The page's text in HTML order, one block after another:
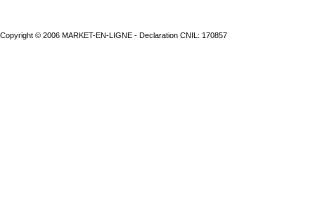
Copyright © 2006 MARKET-EN-LIGNE - Declaration CNIL: 170857